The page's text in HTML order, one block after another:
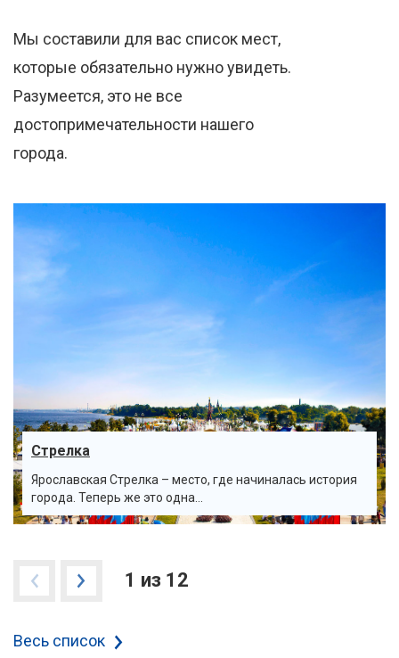
Мы составили для вас список мест,
которые обязательно нужно увидеть.
Разумеется, это не все
достопримечательности нашего
города.
Стрелка
Ярославская Стрелка – место, где начиналась история
города. Теперь же это одна...
1 из 12
Весь список